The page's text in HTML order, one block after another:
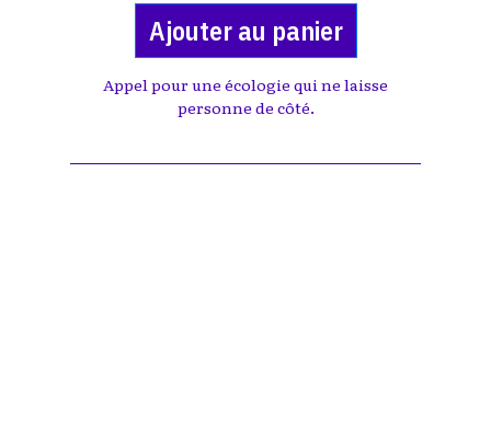
Ajouter au panier
Appel pour une écologie qui ne laisse
personne de côté.